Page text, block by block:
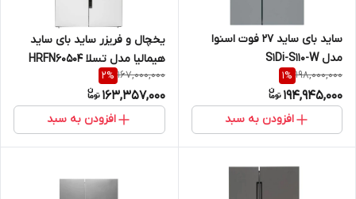
ساید بای ساید 27 فوت اسنوا
مدل S1Di-S110-W
198,000,000
1%
194,945,000
افزودن به سبد
یخچال و فریزر ساید بای ساید
هیمالیا مدل تسلا HRFN60504
167,000,000
2%
163,357,000
افزودن به سبد